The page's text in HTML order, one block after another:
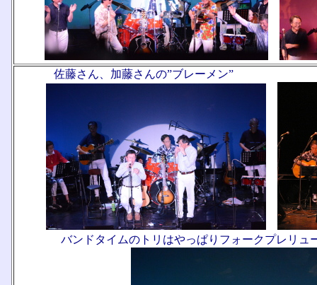
佐藤さん、加藤さんの”ブレーメン” まつ
バンドタイムのトリはやっぱりフォークプレリュ